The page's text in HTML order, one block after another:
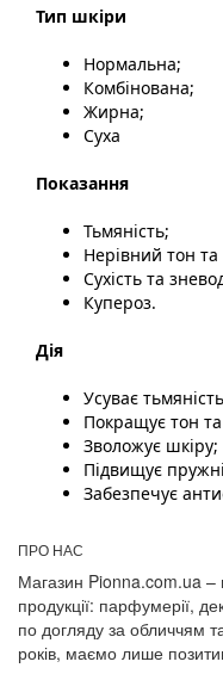
Тип шкіри
Нормальна;
Комбінована;
Жирна;
Суха
Показання
Тьмяність;
Нерівний тон
Сухість та
Купероз.
Дія
Усуває
Покращує тон
Зволожує шкіру;
Підвищує
Забезпечує
ПРО НАС
Магазин Pionna.com.ua –
продукції: парфумерії,
по догляду за обличчям
років, маємо лише